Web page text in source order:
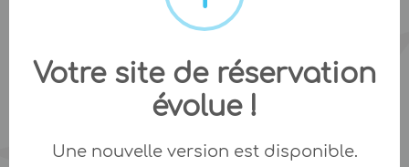
Votre site de réservation
évolue !
Une nouvelle version est disponible.